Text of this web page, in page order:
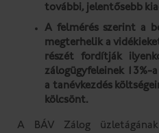
további, jelentősebb
A felmérés szerint a
megterhelik a
részét fordítják
zálogügyfeleinek 13%-
a tanévkezdés
kölcsönt.
A BÁV Zálog